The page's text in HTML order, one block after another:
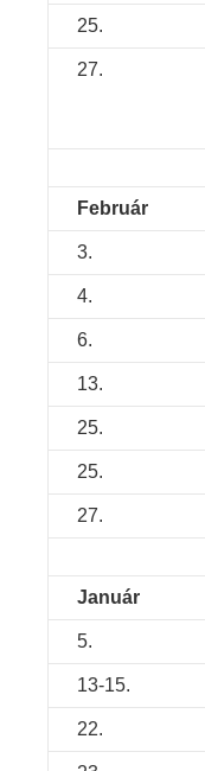
25.
27.
Február
3.
4.
6.
13.
25.
25.
27.
Január
5.
13-15.
22.